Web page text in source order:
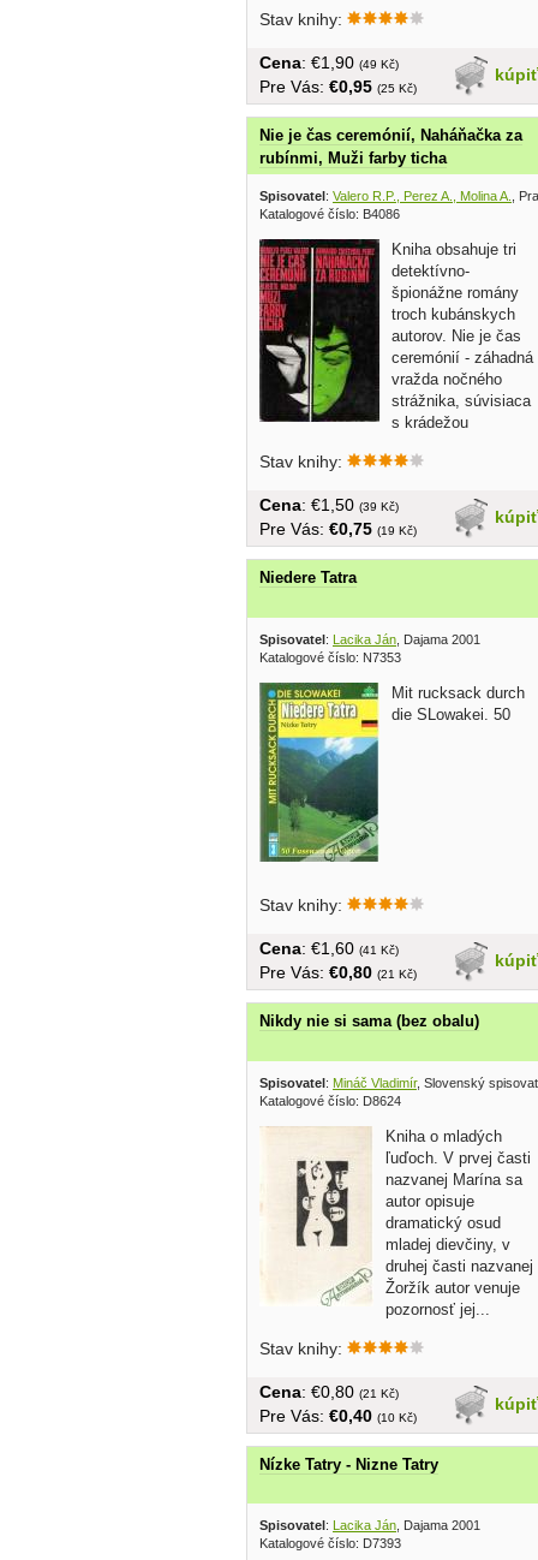
Stav knihy:
kúpiť
Cena: €1,90 (49 Kč)
Pre Vás: €0,95 (25 Kč)
Nie je čas ceremónií, Naháňačka za
rubínmi, Muži farby ticha
Spisovatel : Valero R.P., Perez A., Molina A.
,
Katalogové číslo: B4086
Kniha obsahuje tri
detektívno-
špionážne romány
troch kubánskych
autorov. Nie je čas
ceremónií - záhadná
vražda nočného
strážnika, súvisiaca
s krádežou
Stav knihy:
kúpiť
Cena: €1,50 (39 Kč)
Pre Vás: €0,75 (19 Kč)
Niedere Tatra
Spisovatel: Lacika Ján , Dajama 2001
Katalogové číslo: N7353
Mit rucksack durch
die SLowakei. 50
brožovaná, malý formát, 147 strán
Stav knihy:
kúpiť
Cena: €1,60 (41 Kč)
Pre Vás: €0,80 (21 Kč)
Nikdy nie si sama (bez obalu)
Spisovatel: Mináč Vladimír, Slovenský
Katalogové číslo: D8624
Kniha o mladých
ľuďoch. V prvej časti
nazvanej Marína sa
autor opisuje
dramatický osud
mladej dievčiny, v
druhej časti nazvanej
Žoržík autor venuje
pozornosť jej...
Stav knihy:
kúpiť
Cena: €0,80 (21 Kč)
Pre Vás: €0,40 (10 Kč)
Nízke Tatry - Nizne Tatry
Spisovatel : Lacika Ján , Dajama 2001
Katalogové číslo: D7393